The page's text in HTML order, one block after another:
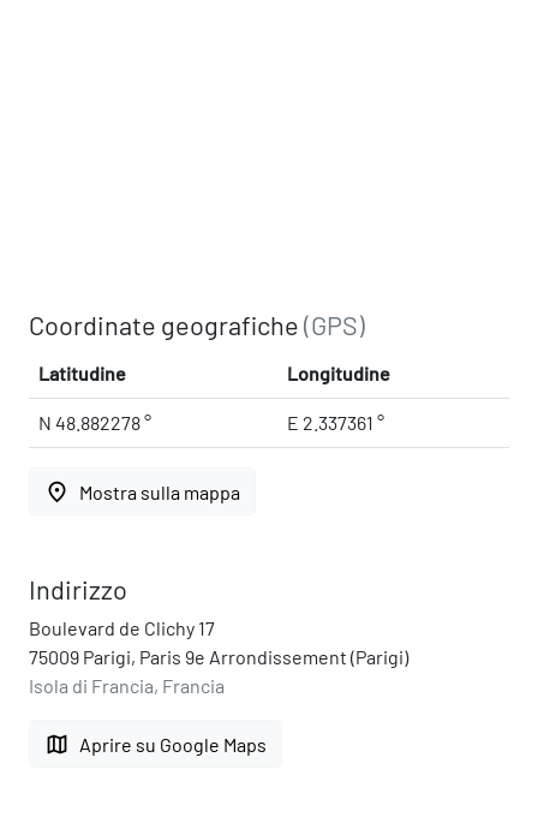
Coordinate geografiche(GPS)
Latitudine Longitudine
N 48.882278 ° E 2.337361 °
place Mostra sulla mappa
Indirizzo
Boulevard de Clichy 17
75009 Parigi, Paris 9e Arrondissement (Parigi)
Isola di Francia, Francia
map Aprire su Google Maps